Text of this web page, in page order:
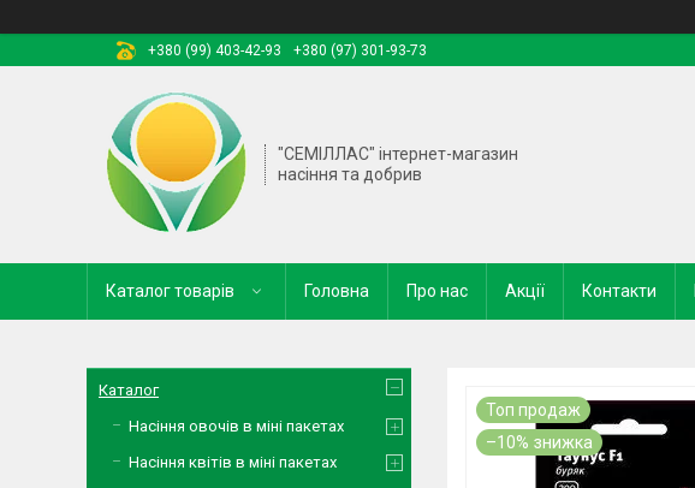
+380 (99) 403-42-93
+380 (97) 301-93-73
"СЕМІЛЛАС" інтернет-магазин
насіння та добрив
Каталог товарів Головна Про нас Акції Контакти
–10%
Топ продаж
Каталог
Насіння овочів в міні пакетах
Насіння квітів в міні пакетах